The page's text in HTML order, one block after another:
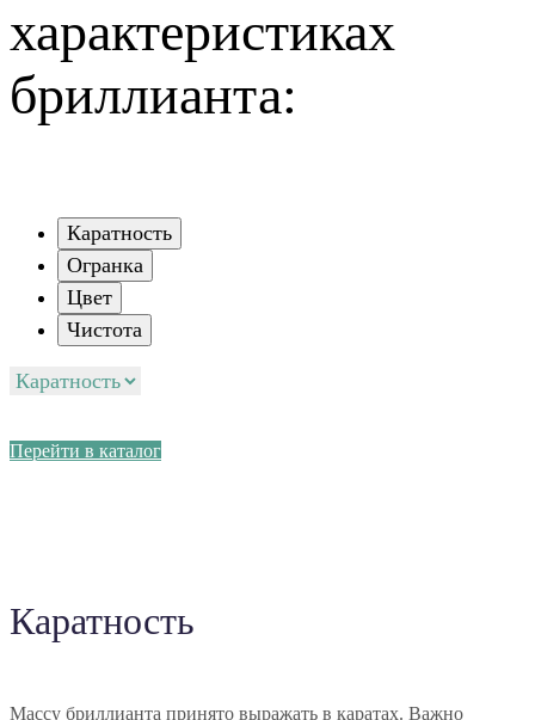
характеристиках
бриллианта:
Каратность
Огранка
Цвет
Чистота
Перейти в каталог
Каратность